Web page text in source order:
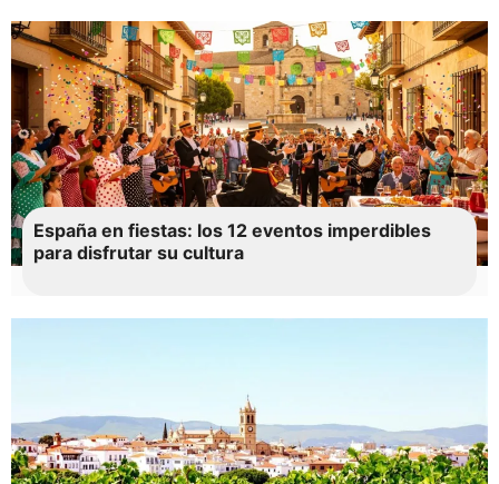
España en fiestas: los 12 eventos imperdibles
para disfrutar su cultura